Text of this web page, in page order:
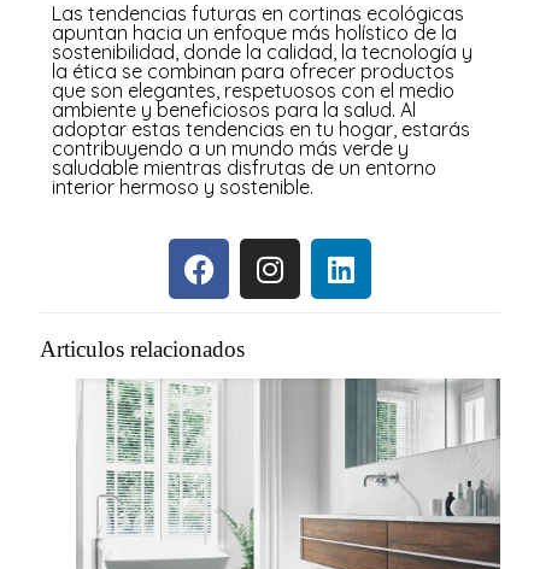
Las tendencias futuras en cortinas ecológicas
apuntan hacia un enfoque más holístico de la
sostenibilidad, donde la calidad, la tecnología y
la ética se combinan para ofrecer productos
que son elegantes, respetuosos con el medio
ambiente y beneficiosos para la salud. Al
adoptar estas tendencias en tu hogar, estarás
contribuyendo a un mundo más verde y
saludable mientras disfrutas de un entorno
interior hermoso y sostenible.
Articulos relacionados